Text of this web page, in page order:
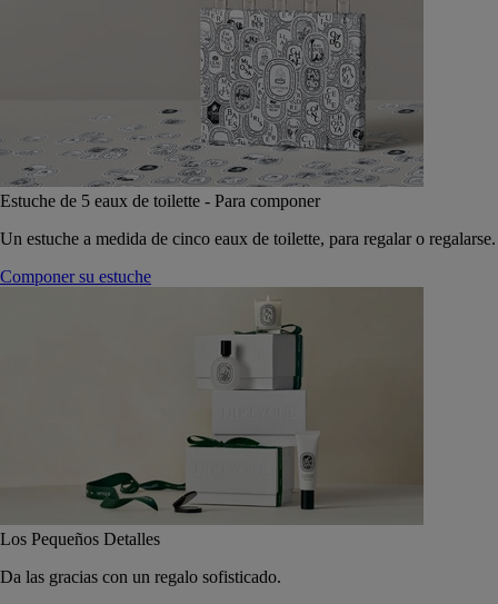
Estuche de 5 eaux de toilette - Para componer
Un estuche a medida de cinco eaux de toilette, para regalar o regalarse.
Componer su estuche
Los Pequeños Detalles
Da las gracias con un regalo sofisticado.